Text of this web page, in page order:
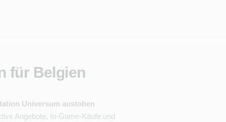
für Belgien
Universum austoben
Angebote, In-Game-Käufe und